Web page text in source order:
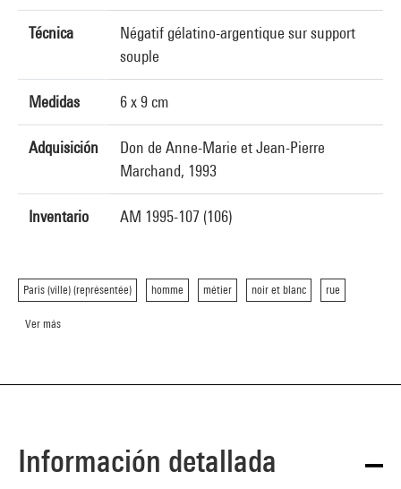
Técnica
Négatif gélatino-argentique sur support
souple
Medidas 6 x 9 cm
Adquisición
Don de Anne-Marie et Jean-Pierre
Marchand, 1993
Inventario AM 1995-107 (106)
Paris (ville) (représentée) homme métier noir et blanc rue
Ver más
Información detallada